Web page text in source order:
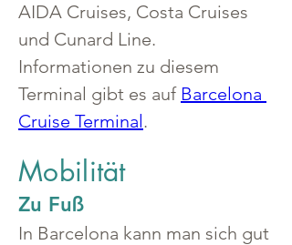
AIDA Cruises, Costa Cruises
und Cunard Line.
Informationen zu diesem
Terminal gibt es auf Barcelona
Cruise Terminal.
Mobilität
Zu Fuß
In Barcelona kann man sich gut